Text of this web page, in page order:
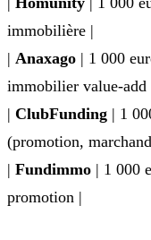
immobilière |
| Anaxago | 1 000
immobilier value-add
| ClubFunding | 1
(promotion,
| Fundimmo | 1 000
promotion |